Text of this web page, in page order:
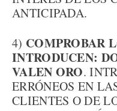
ANTICIPADA.
4) COMPROBAR
INTRODUCEN:
VALEN ORO.
ERRÓNEOS EN
CLIENTES O DE